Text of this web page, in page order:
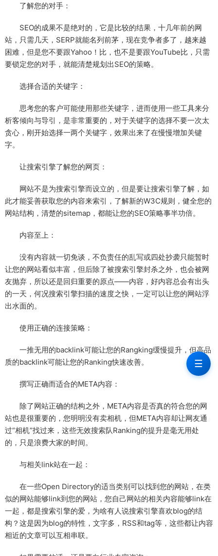
了解您的对手：
SEO的成果不是绝对的，它是比较的结果，十几年前的网
站，只需几天，SERP就能名列前茅，现在竞争者多了，越来越
困难，但是您不要跟Yahoo！比，也不是要跟YouTube比，只需
要锁定您的对手，就能清楚规划出SEO的策略。
选择合适的关键字：
思考您的客户可能使用那些关键字，进而使用一些工具来分
析客倾向与导引，是非常重要的，对于关键字的选择不要一次太
贪心，刚开始选择一两个关键字，效果出来了在慢慢增加关键
字。
让搜索引擎了解您的网页：
网站不是为搜索引擎而设立的，但是要让搜索引擎了解，如
此才能妥善获取您的内容来索引，了解新的W3C规则，健全您的
网站结构，清楚的sitemap，都能让您的SEO策略事半功倍。
内容至上：
没有内容就一切免谈，不负责任的乱写或四处抄袭只能暂时
让您的网站看似丰富，但后除了被搜索引擎封杀之外，也会被网
友抛弃，所以还是回归重要的原点——内容，好内容总会有出头
的一天，何况搜索引擎扫描的速度之快，一定可以让您的网站浮
出水面的。
使用正确的连接策略：
一推无用的backlink可能让您的Rangking缓慢提升，但高品
质的backlink可能让您的Ranking快速改善。
撰写正确而适合的META内容：
除了网站正确的结构之外，META内容是否真的符合您的网
站也是很重要的，您明明没有卖相机，但META内容却让网友通
过“相机”找过来，这些无效搜索队Ranking的提升是毫无用处
的，只是浪费大家的时间。
与相关link站在一起：
在一些Open Directory的适当类别可以找到您的网站，在类
似的网站能够link到您的网站，您自己网站的相关内容能够link在
一起，都是搜索引擎的爱，为啥有人说搜索引擎喜欢blog的结
构？这是因为blog的特性，文字多，RSS和tag等，这些都让内容
相近的文章可以互相串联。
☰